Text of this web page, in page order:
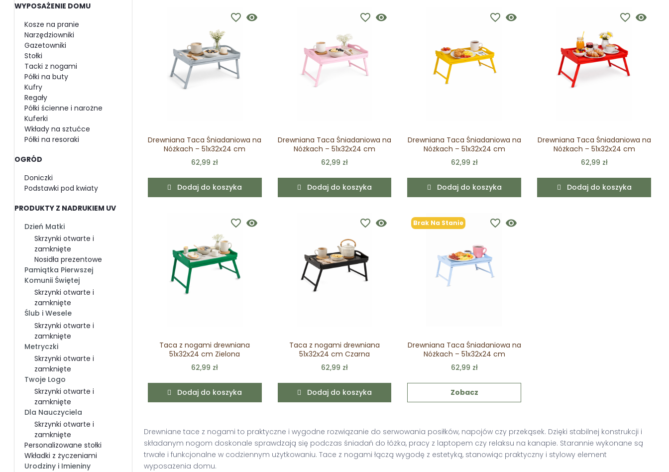
WYPOSAŻENIE DOMU
Kosze na pranie
Narzędziowniki
Gazetowniki
Stołki
Tacki z nogami
Półki na buty
Kufry
Regały
Półki ścienne i narożne
Kuferki
Wkłady na sztućce
Półki na resoraki
OGRÓD
Doniczki
Podstawki pod kwiaty
PRODUKTY Z NADRUKIEM UV
Dzień Matki
Skrzynki otwarte i
zamknięte
Nosidła prezentowe
Pamiątka Pierwszej
Komunii Świętej
Skrzynki otwarte i
zamknięte
Ślub i Wesele
Skrzynki otwarte i
zamknięte
Metryczki
Skrzynki otwarte i
zamknięte
Twoje Logo
Skrzynki otwarte i
zamknięte
Dla Nauczyciela
Skrzynki otwarte i
zamknięte
Personalizowane stołki
Wkładki z życzeniami
Urodziny i Imieniny
visibility
favorite_border
Drewniana Taca Śniadaniowa na
Nóżkach – 51x32x24 cm
62,99 zł
Dodaj do koszyka
visibility
favorite_border
Drewniana Taca Śniadaniowa na
Nóżkach – 51x32x24 cm
62,99 zł
Dodaj do koszyka
visibility
favorite_border
Drewniana Taca Śniadaniowa na
Nóżkach – 51x32x24 cm
62,99 zł
Dodaj do koszyka
visibility
favorite_border
Drewniana Taca Śniadaniowa na
Nóżkach – 51x32x24 cm
62,99 zł
Dodaj do koszyka
visibility
favorite_border
Taca z nogami drewniana
51x32x24 cm Zielona
62,99 zł
Dodaj do koszyka
visibility
favorite_border
Taca z nogami drewniana
51x32x24 cm Czarna
62,99 zł
Dodaj do koszyka
Brak Na Stanie visibility
favorite_border
Drewniana Taca Śniadaniowa na
Nóżkach – 51x32x24 cm
62,99 zł
Zobacz
Drewniane tace z nogami to praktyczne i wygodne rozwiązanie do serwowania posiłków, napojów czy przekąsek. Dzięki stabilnej konstrukcji i
składanym nogom doskonale sprawdzają się podczas śniadań do łóżka, pracy z laptopem czy relaksu na kanapie. Starannie wykonane są
trwałe i funkcjonalne w codziennym użytkowaniu. Tace z nogami łączą wygodę z estetyką, stanowiąc praktyczny i stylowy element
wyposażenia domu.